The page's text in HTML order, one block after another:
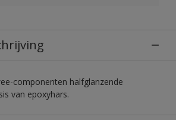
componenten halfglanzende
van epoxyhars.